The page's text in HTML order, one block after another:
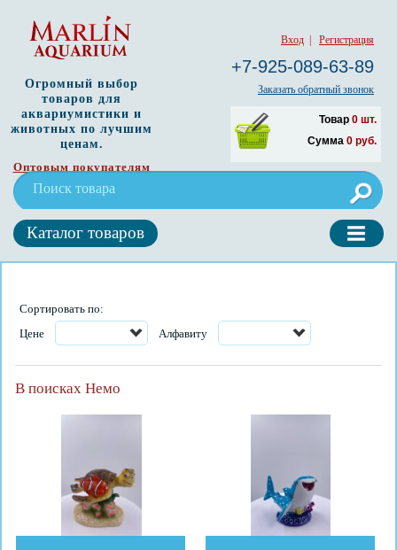
Вход Регистрация
+7-925-089-63-89
Заказать обратный звонок
Товар 0 шт.
Сумма 0 руб.
Огромный выбор
товаров для
аквариумистики и
животных по лучшим
ценам.
Оптовым покупателям
Каталог товаров
Сортировать по:
Цене
Алфавиту
В поисках Немо